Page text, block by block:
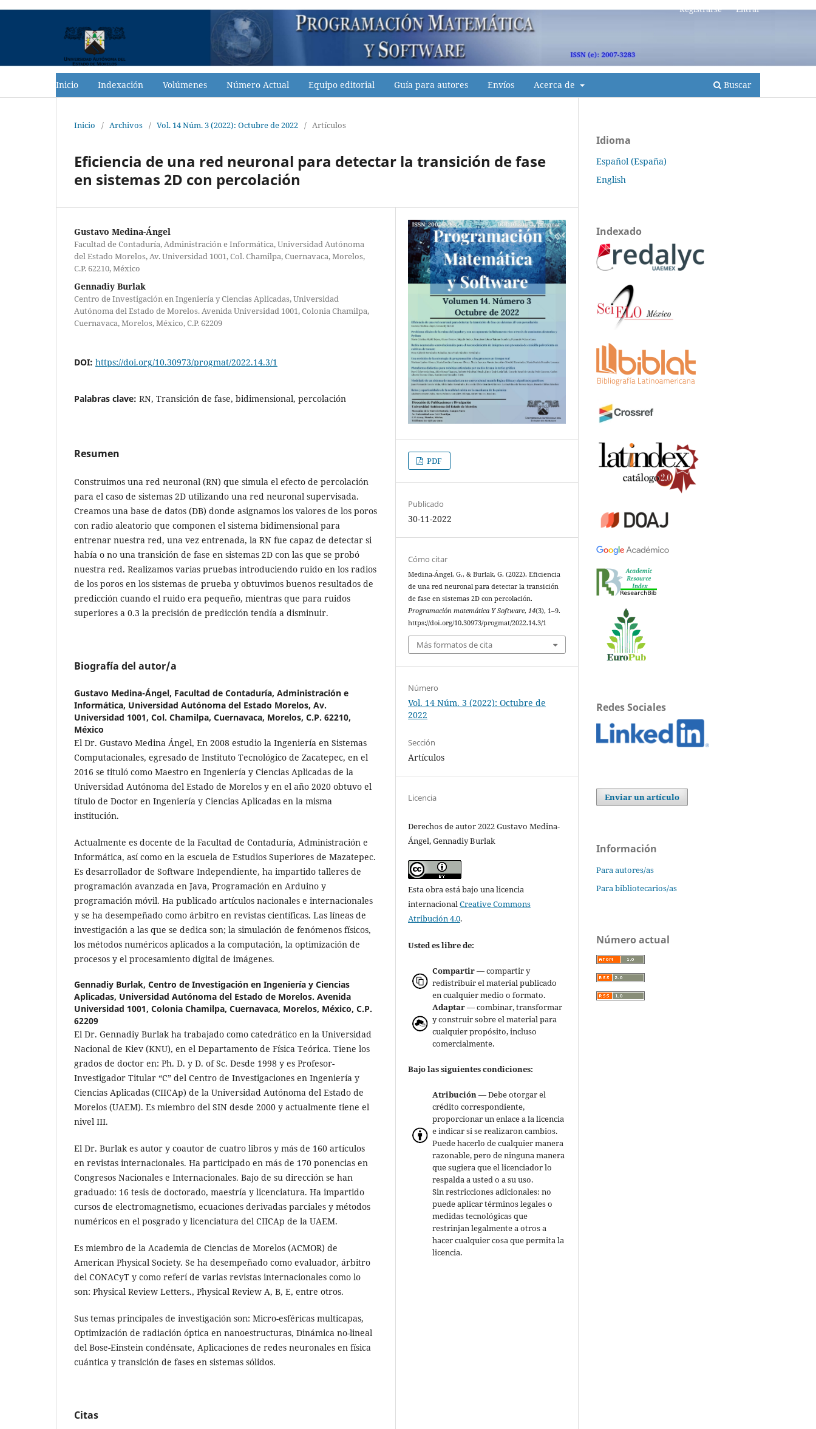
Inicio Indexación Volúmenes Número Actual Equipo editorial Guía para autores Envíos Acerca de Buscar
Registrarse Entrar
Inicio / Archivos / Vol. 14 Núm. 3 (2022): Octubre de 2022 / Artículos
Eficiencia de una red neuronal para detectar la transición de fase
en sistemas 2D con percolación
Gustavo Medina-Ángel
Facultad de Contaduría, Administración e Informática, Universidad Autónoma
del Estado Morelos, Av. Universidad 1001, Col. Chamilpa, Cuernavaca, Morelos,
C.P. 62210, México
Gennadiy Burlak
Centro de Investigación en Ingeniería y Ciencias Aplicadas, Universidad
Autónoma del Estado de Morelos. Avenida Universidad 1001, Colonia Chamilpa,
Cuernavaca, Morelos, México, C.P. 62209
DOI: https://doi.org/10.30973/progmat/2022.14.3/1
Palabras clave: RN, Transición de fase, bidimensional, percolación
Resumen
Construimos una red neuronal (RN) que simula el efecto de percolación
para el caso de sistemas 2D utilizando una red neuronal supervisada.
Creamos una base de datos (DB) donde asignamos los valores de los poros
con radio aleatorio que componen el sistema bidimensional para
entrenar nuestra red, una vez entrenada, la RN fue capaz de detectar si
había o no una transición de fase en sistemas 2D con las que se probó
nuestra red. Realizamos varias pruebas introduciendo ruido en los radios
de los poros en los sistemas de prueba y obtuvimos buenos resultados de
predicción cuando el ruido era pequeño, mientras que para ruidos
superiores a 0.3 la precisión de predicción tendía a disminuir.
Biografía del autor/a
Gustavo Medina-Ángel, Facultad de Contaduría, Administración e
Informática, Universidad Autónoma del Estado Morelos, Av.
Universidad 1001, Col. Chamilpa, Cuernavaca, Morelos, C.P. 62210,
México
El Dr. Gustavo Medina Ángel, En 2008 estudio la Ingeniería en Sistemas
Computacionales, egresado de Instituto Tecnológico de Zacatepec, en el
2016 se tituló como Maestro en Ingeniería y Ciencias Aplicadas de la
Universidad Autónoma del Estado de Morelos y en el año 2020 obtuvo el
título de Doctor en Ingeniería y Ciencias Aplicadas en la misma
institución.
Actualmente es docente de la Facultad de Contaduría, Administración e
Informática, así como en la escuela de Estudios Superiores de Mazatepec.
Es desarrollador de Software Independiente, ha impartido talleres de
programación avanzada en Java, Programación en Arduino y
programación móvil. Ha publicado artículos nacionales e internacionales
y se ha desempeñado como árbitro en revistas científicas. Las líneas de
investigación a las que se dedica son; la simulación de fenómenos físicos,
los métodos numéricos aplicados a la computación, la optimización de
procesos y el procesamiento digital de imágenes.
Gennadiy Burlak, Centro de Investigación en Ingeniería y Ciencias
Aplicadas, Universidad Autónoma del Estado de Morelos. Avenida
Universidad 1001, Colonia Chamilpa, Cuernavaca, Morelos, México, C.P.
62209
El Dr. Gennadiy Burlak ha trabajado como catedrático en la Universidad
Nacional de Kiev (KNU), en el Departamento de Física Teórica. Tiene los
grados de doctor en: Ph. D. y D. of Sc. Desde 1998 y es Profesor-
Investigador Titular “C” del Centro de Investigaciones en Ingeniería y
Ciencias Aplicadas (CIICAp) de la Universidad Autónoma del Estado de
Morelos (UAEM). Es miembro del SIN desde 2000 y actualmente tiene el
nivel III.
El Dr. Burlak es autor y coautor de cuatro libros y más de 160 artículos
en revistas internacionales. Ha participado en más de 170 ponencias en
Congresos Nacionales e Internacionales. Bajo de su dirección se han
graduado: 16 tesis de doctorado, maestría y licenciatura. Ha impartido
cursos de electromagnetismo, ecuaciones derivadas parciales y métodos
numéricos en el posgrado y licenciatura del CIICAp de la UAEM.
Es miembro de la Academia de Ciencias de Morelos (ACMOR) de
American Physical Society. Se ha desempeñado como evaluador, árbitro
del CONACyT y como referí de varias revistas internacionales como lo
son: Physical Review Letters., Physical Review A, B, E, entre otros.
Sus temas principales de investigación son: Micro-esféricas multicapas,
Optimización de radiación óptica en nanoestructuras, Dinámica no-lineal
del Bose-Einstein condénsate, Aplicaciones de redes neuronales en física
cuántica y transición de fases en sistemas sólidos.
Citas
PDF
Publicado
30-11-2022
Cómo citar
Medina-Ángel, G., & Burlak, G. (2022). Eficiencia
de una red neuronal para detectar la transición
de fase en sistemas 2D con percolación.
Programación matemática Y Software,14(3), 1–9.
https://doi.org/10.30973/progmat/2022.14.3/1
Más formatos de cita
Número
Vol. 14 Núm. 3 (2022): Octubre de
2022
Sección
Artículos
Licencia
Derechos de autor 2022 Gustavo Medina-
Ángel, Gennadiy Burlak
Esta obra está bajo una licencia
internacionalCreative Commons
Atribución 4.0.
Usted es libre de:
Compartir— compartir y
redistribuir el material publicado
en cualquier medio o formato.
Adaptar— combinar, transformar
y construir sobre el material para
cualquier propósito, incluso
comercialmente.
Bajo las siguientes condiciones:
Atribución— Debe otorgar el
crédito correspondiente,
proporcionar un enlace a la licencia
e indicar si se realizaron cambios.
Puede hacerlo de cualquier manera
razonable, pero de ninguna manera
que sugiera que el licenciador lo
respalda a usted o a su uso.
Sin restricciones adicionales: no
puede aplicar términos legales o
medidas tecnológicas que
restrinjan legalmente a otros a
hacer cualquier cosa que permita la
licencia.
Idioma
Español (España)
English
Indexado
Redes Sociales
Enviar un artículo
Información
Para autores/as
Para bibliotecarios/as
Número actual